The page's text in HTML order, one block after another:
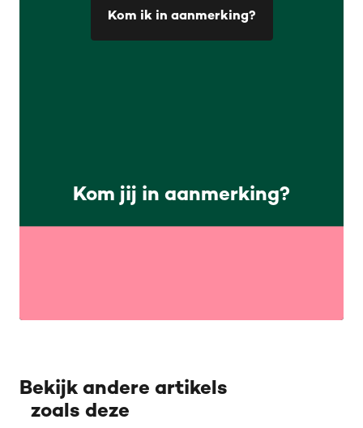
Kom jij in aanmerking?
Kom ik in aanmerking?
Bekijk andere artikels
zoals deze